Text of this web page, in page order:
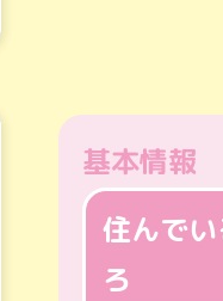
基本情報
住んで
ろ